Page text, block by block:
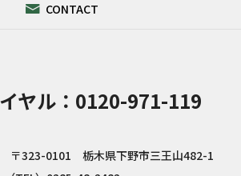
CONTACT
ヤル：0120-971-119
〒323-0101 栃木県下野市三王山482-1